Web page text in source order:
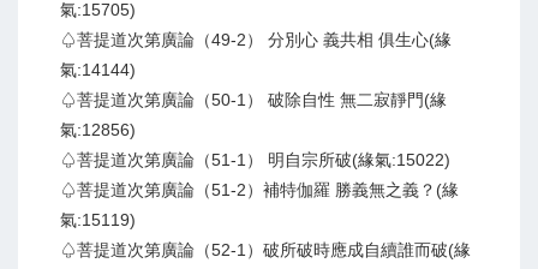
氣:15705)
♤菩提道次第廣論（49-2） 分別心 義共相 俱生心(緣
氣:14144)
♤菩提道次第廣論（50-1） 破除自性 無二寂靜門(緣
氣:12856)
♤菩提道次第廣論（51-1） 明自宗所破(緣氣:15022)
♤菩提道次第廣論（51-2）補特伽羅 勝義無之義？(緣
氣:15119)
♤菩提道次第廣論（52-1）破所破時應成自續誰而破(緣